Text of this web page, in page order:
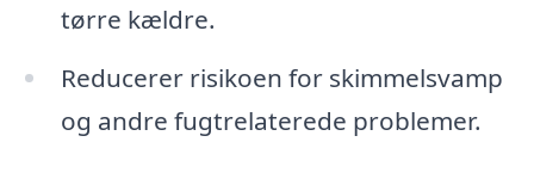
tørre kældre.
Reducerer risikoen for skimmelsvamp
og andre fugtrelaterede problemer.